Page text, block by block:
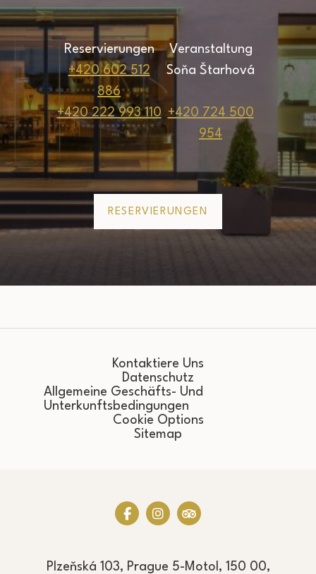
Reservierungen
Veranstaltung
+420 602 512
886
Soňa Štarhová
+420 222 993 110
+420 724 500
954
RESERVIERUNGEN
Kontaktiere Uns
Datenschutz
Allgemeine Geschäfts- Und
Unterkunftsbedingungen
Cookie Options
Sitemap
Plzeňská 103, Prague 5-Motol, 150 00,